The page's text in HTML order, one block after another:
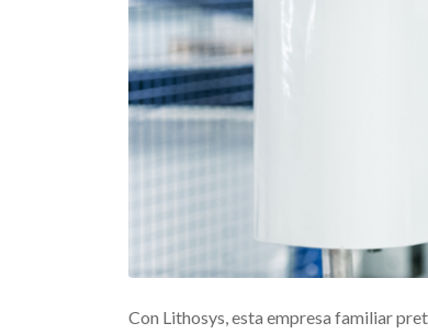
Con Lithosys, esta empresa familiar